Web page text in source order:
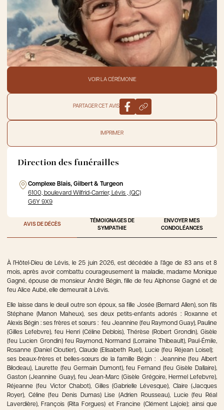
VOIR LA CÉRÉMONIE
PARTAGER CET AVIS
IMPRIMER
Direction des funérailles
Complexe Blais, Gilbert & Turgeon
6100, boulevard Wilfrid-Carrier, Lévis , (QC)
G6Y 9X9
AVIS DE DÉCÈS
TÉMOIGNAGES DE
SYMPATHIE
ENVOYER MES
CONDOLÉANCES
À l’Hôtel-Dieu de Lévis, le 25 juin 2026, est décédée à l’âge de 83 ans et 8
mois, après avoir combattu courageusement la maladie, madame Monique
Gagné, épouse de monsieur André Bégin, fille de feu Alphonse Gagné et de
feu Alice Aubé, elle demeurait à Lévis.
Elle laisse dans le deuil outre son époux, sa fille Josée (Bernard Allen), son fils
Stéphane (Manon Maheux), ses deux petits-enfants adorés : Roxanne et
Alexis Bégin : ses frères et sœurs : feu Jeannine (feu Raymond Guay), Pauline
(Gilles Lefebvre), feu Henri (Céline Deblois), Thérèse (Robert Grondin), Gisèle
(feu Lucien Grondin) feu Raymond, Normand (Lorraine Thibeault), Paul-Émile,
Rosanne (Daniel Cloutier), Claude (Elisabeth Ruel), Lucie (feu Réjean Loisel);
ses beaux-frères et belles-sœurs de la famille Bégin : Jeannine (feu Albert
Bilodeau), Laurette (feu Germain Dumont), feu Fernand (feu Gisèle Dallaire),
Gaston (Jeannine Guay), feu Jean-Marc (Gisèle Grégoire, Hermel Lefebvre),
Réjeanne (feu Victor Chabot), Gilles (Gabrielle Lévesque), Claire (Jacques
Royer), Céline (feu Denis Dumas) Lise (Adrien Rousseau), Lucie (feu Réal
Laverdière), François (Rita Forgues) et Francine (Clément Lajoie); ainsi que